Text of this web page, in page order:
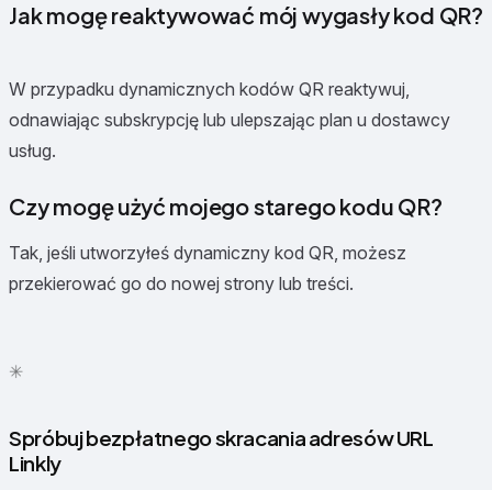
Jak mogę reaktywować mój wygasły kod QR?
W przypadku dynamicznych kodów QR reaktywuj,
odnawiając subskrypcję lub ulepszając plan u dostawcy
usług.
Czy mogę użyć mojego starego kodu QR?
Tak, jeśli utworzyłeś dynamiczny kod QR, możesz
przekierować go do nowej strony lub treści.
✳
Spróbuj bezpłatnego skracania adresów URL
Linkly